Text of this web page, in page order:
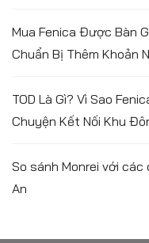
Mua Fenica Được Bàn
Chuẩn Bị Thêm Khoản
TOD Là Gì? Vì Sao
Chuyện Kết Nối Khu
So sánh Monrei với
An